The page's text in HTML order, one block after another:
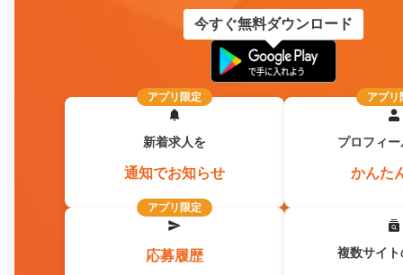
今すぐ無料ダウンロード
アプリ限定
新着求人を
通知でお知らせ
アプリ
プロフィ
かんた
アプリ限定
応募履歴 複数サイ